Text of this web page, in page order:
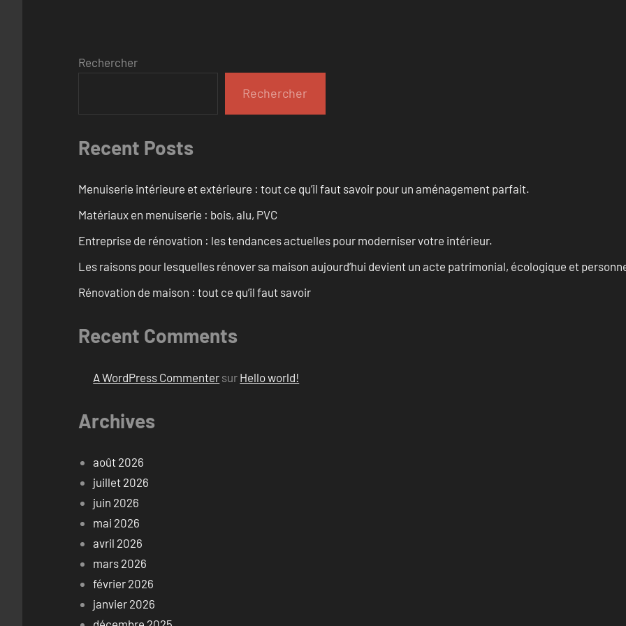
Rechercher
Rechercher
Recent Posts
Menuiserie intérieure et extérieure : tout ce qu’il faut savoir pour un aménagement parfait.
Matériaux en menuiserie : bois, alu, PVC
Entreprise de rénovation : les tendances actuelles pour moderniser votre intérieur.
Les raisons pour lesquelles rénover sa maison aujourd’hui devient un acte patrimonial, écologique et
Rénovation de maison : tout ce qu’il faut savoir
Recent Comments
A WordPress Commenter sur Hello world!
Archives
août 2026
juillet 2026
juin 2026
mai 2026
avril 2026
mars 2026
février 2026
janvier 2026